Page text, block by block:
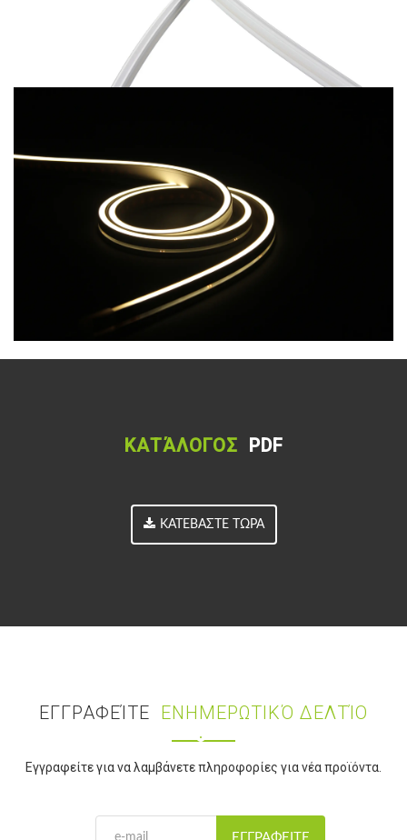
ΚΑΤΆΛΟΓΟΣ PDF
ΚΑΤΕΒΆΣΤΕ ΤΏΡΑ
ΕΓΓΡΑΦΕΊΤΕ ΕΝΗΜΕΡΩΤΙΚΌ ΔΕΛΤΊΟ
Εγγραφείτε για να λαμβάνετε πληροφορίες για νέα προϊόντα.
ΕΓΓΡΑΦΕΊΤΕ